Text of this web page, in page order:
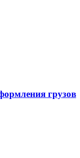
грузов